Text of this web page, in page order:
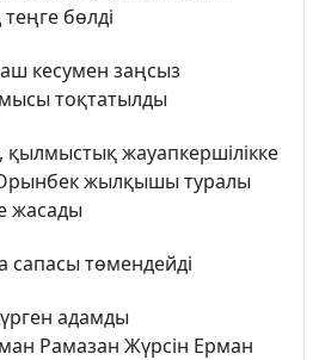
бөлді
кесумен заңсыз
тоқтатылды
қылмыстық жауапкершілікке
жылқышы туралы
жасады
сапасы төмендейді
адамды
Рамазан Жүрсін Ерман